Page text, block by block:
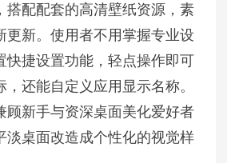
搭配配套的高清壁纸资源，素
更新。使用者不用掌握专业设
快捷设置功能，轻点操作即可
还能自定义应用显示名称。
顾新手与资深桌面美化爱好者
淡桌面改造成个性化的视觉样